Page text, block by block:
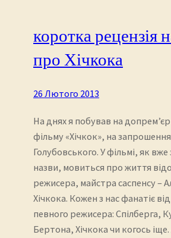
коротка рецензія
про Хічкока
26 Лютого 2013
На днях я побував на
фільму «Хічкок», на
Голубовського. У фільмі, як вже
назви, мовиться про життя
режисера, майстра саспенсу –
Хічкока. Кожен з нас фанатіє
певного режисера: Спілберга,
Бертона, Хічкока чи когось іще.